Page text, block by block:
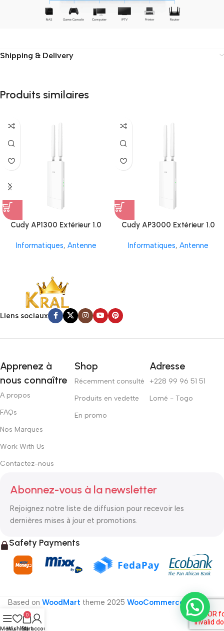
Shipping & Delivery
Produits similaires
Cudy AP1300 Extérieur 1.0
Informatiques, Antenne
Cudy AP3000 Extérieur 1.0
Informatiques, Antenne
Liens sociaux
Apprenez à
nous connaître
A propos
FAQs
Nos Marques
Work With Us
Contactez-nous
Shop
Récemment consulté
Produits en vedette
En promo
Adresse
+228 99 96 51 51
Lomé - Togo
Abonnez-vous à la newsletter
Rejoignez notre liste de diffusion pour recevoir les
dernières mises à jour et promotions.
Safety Payments
Based on WoodMart theme 2025 WooCommerce Themes.
Menu
Wishlist
0
Cart
My account